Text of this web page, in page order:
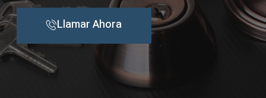
Llamar Ahora